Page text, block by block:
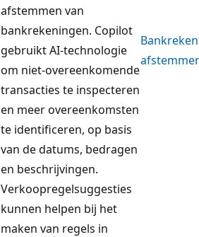
afstemmen van
bankrekeningen. Copilot
gebruikt AI-technologie
om niet-overeenkomende
transacties te inspecteren
en meer overeenkomsten
te identificeren, op basis
van de datums, bedragen
en beschrijvingen.
Verkoopregelsuggesties
kunnen helpen bij het
maken van regels in